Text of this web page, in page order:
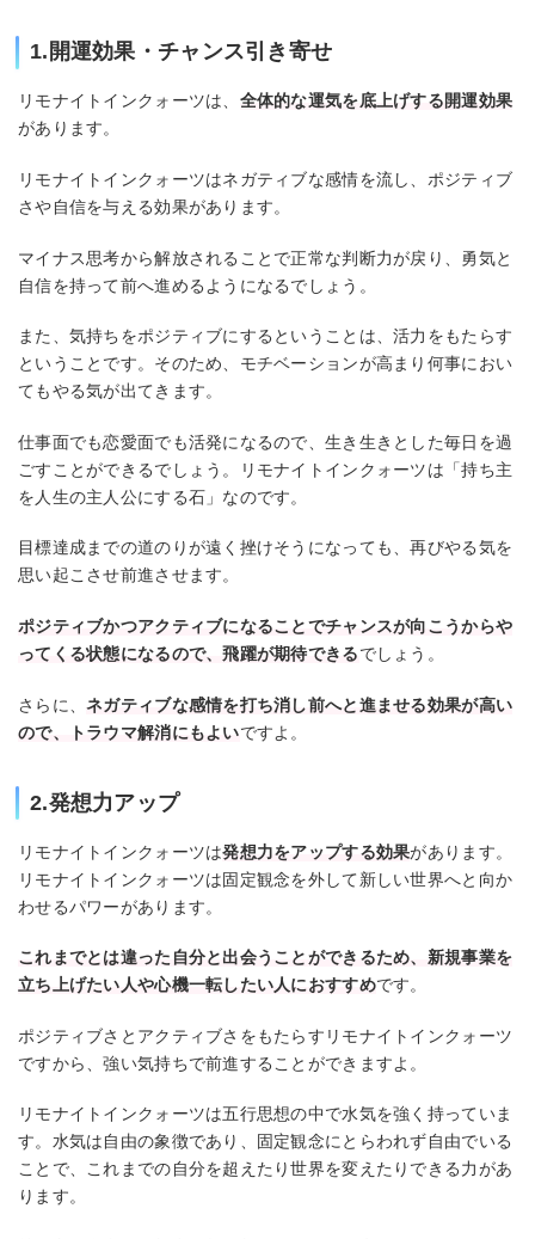
1.開運効果・チャンス引き寄せ
リモナイトインクォーツは、 全体的な運気を底上げする開運効果
があります。
リモナイトインクォーツはネガティブな感情を流し、ポジティブ
さや自信を与える効果があります。
マイナス思考から解放されることで正常な判断力が戻り、勇気と
自信を持って前へ進めるようになるでしょう。
また、気持ちをポジティブにするということは、活力をもたらす
ということです。そのため、モチベーションが高まり何事におい
てもやる気が出てきます。
仕事面でも恋愛面でも活発になるので、生き生きとした毎日を過
ごすことができるでしょう。リモナイトインクォーツは「持ち主
を人生の主人公にする石」なのです。
目標達成までの道のりが遠く挫けそうになっても、再びやる気を
思い起こさせ前進させます。
ポジティブかつアクティブになることでチャンスが向こうからや
ってくる状態になるので、飛躍が期待できるでしょう。
さらに、ネガティブな感情を打ち消し前へと進ませる効果が高い
ので、トラウマ解消にもよいですよ。
2.発想力アップ
リモナイトインクォーツは発想力をアップする効果があります。
リモナイトインクォーツは固定観念を外して新しい世界へと向か
わせるパワーがあります。
これまでとは違った自分と出会うことができるため、新規事業を
立ち上げたい人や心機一転したい人におすすめです。
ポジティブさとアクティブさをもたらすリモナイトインクォーツ
ですから、強い気持ちで前進することができますよ。
リモナイトインクォーツは五行思想の中で水気を強く持っていま
す。水気は自由の象徴であり、固定観念にとらわれず自由でいる
ことで、これまでの自分を超えたり世界を変えたりできる力があ
ります。